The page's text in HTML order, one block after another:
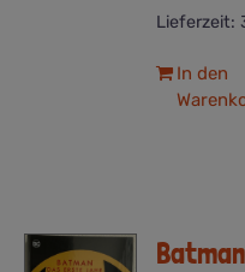
Lieferzeit:
In den